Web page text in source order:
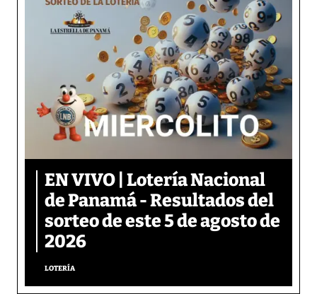
EN VIVO | Lotería Nacional
de Panamá - Resultados del
sorteo de este 5 de agosto de
2026
LOTERÍA